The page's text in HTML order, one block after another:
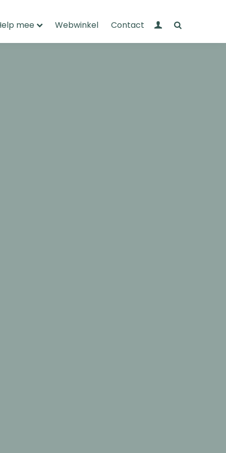
mee Webwinkel Contact Mijn Wandelnet